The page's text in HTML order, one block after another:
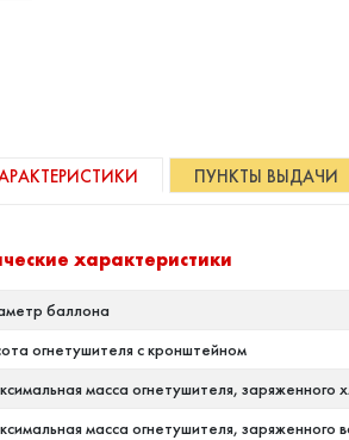
ПУНКТЫ ВЫДАЧИ
характеристики
баллона
огнетушителя с кронштейном
масса огнетушителя, заряженного
масса огнетушителя, заряженного